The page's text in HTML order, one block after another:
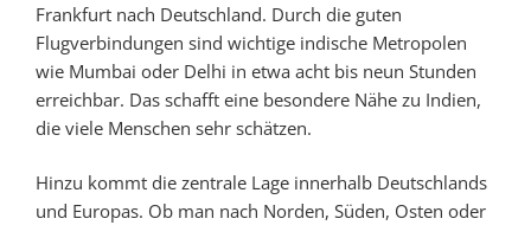
Frankfurt nach Deutschland. Durch die guten
Flugverbindungen sind wichtige indische Metropolen
wie Mumbai oder Delhi in etwa acht bis neun Stunden
erreichbar. Das schafft eine besondere Nähe zu Indien,
die viele Menschen sehr schätzen.
Hinzu kommt die zentrale Lage innerhalb Deutschlands
und Europas. Ob man nach Norden, Süden, Osten oder